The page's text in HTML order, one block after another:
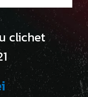
clichet